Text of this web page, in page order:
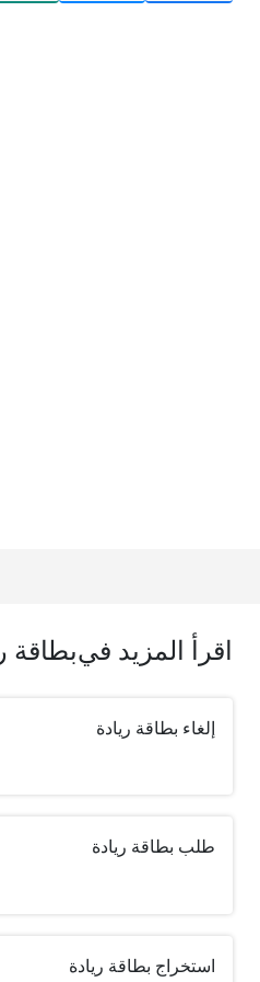
اقرأ المزيد فيبطاقة
إلغاء بطاقة ريادة
طلب بطاقة ريادة
استخراج بطاقة ريادة